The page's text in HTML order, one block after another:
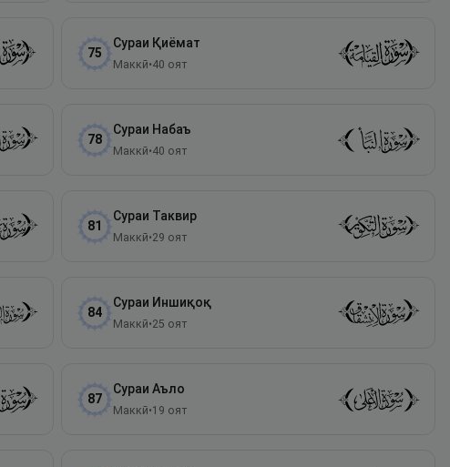
75
Сураи Қиёмат
Маккӣ•40 оят
78
Сураи Набаъ
Маккӣ•40 оят
81
Сураи Таквир
Маккӣ•29 оят
84
Сураи Иншиқоқ
Маккӣ•25 оят
87
СураиАъло
Маккӣ•19 оят